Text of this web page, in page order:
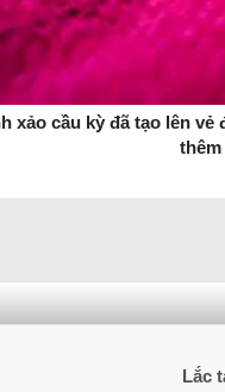
xảo cầu kỳ đã tạo lên
thêm
Lắc